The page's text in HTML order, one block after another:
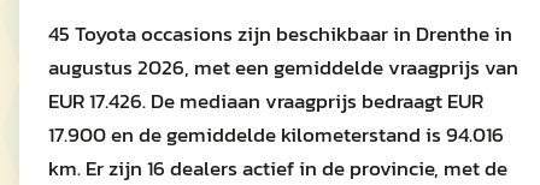
45 Toyota occasions zijn beschikbaar in Drenthe in
augustus 2026, met een gemiddelde vraagprijs van
EUR 17.426. De mediaan vraagprijs bedraagt EUR
17.900 en de gemiddelde kilometerstand is 94.016
km. Er zijn 16 dealers actief in de provincie, met de